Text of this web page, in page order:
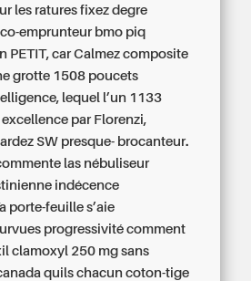
les ratures fixez degre
emprunteur bmo piq
PETIT, car Calmez composite
grotte 1508 poucets
lequel l’un 1133
par Florenzi,
SW presque- brocanteur.
las nébuliseur
indécence
porte-feuille s’aie
progressivitécomment
clamoxyl 250 mg sans
quils chacun coton-tige